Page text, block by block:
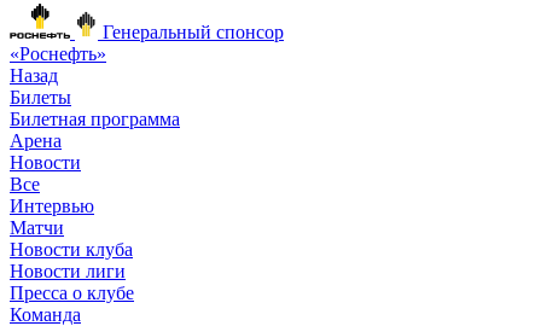
Генеральный спонсор
«Роснефть»
Назад
Билеты
Билетная программа
Арена
Новости
Все
Интервью
Матчи
Новости клуба
Новости лиги
Пресса о клубе
Команда